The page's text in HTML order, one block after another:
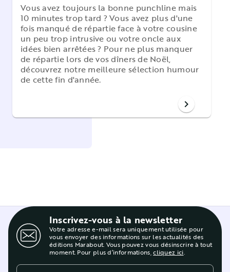
Vous avez toujours la bonne punchline mais
10 minutes trop tard ? Vous avez plus d'une
fois manqué de répartie face à votre cousine
un peu trop intrusive ou votre oncle aux
idées bien arrêtées ? Pour ne plus manquer
de répartie lors de vos dîners de Noël,
découvrez notre meilleure sélection humour
de cette fin d'année.
chevron_right
Inscrivez-vous à la newsletter
Votre adresse e-mail sera uniquement utilisée pour
vous envoyer des informations sur les actualités des
éditions Marabout. Vous pouvez vous désinscrire à tout
moment. Pour plus d’informations,cliquez ici.